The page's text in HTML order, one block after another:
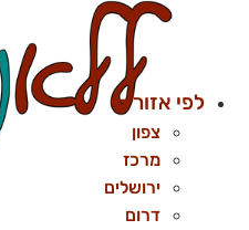
לפי אזור
צפון
מרכז
ירושלים
דרום